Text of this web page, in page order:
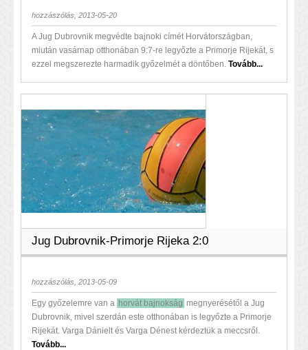
hozzászólás, 2013-05-20
A Jug Dubrovnik megvédte bajnoki címét Horvátországban,
miután vasárnap otthonában 9:7-re legyőzte a Primorje Rijekát, s
ezzel megszerezte harmadik győzelmét a döntőben. Tovább...
Jug Dubrovnik-Primorje Rijeka 2:0
hozzászólás, 2013-05-09
Egy győzelemre van a horvát bajnokság megnyerésétől a Jug
Dubrovnik, mivel szerdán este otthonában is legyőzte a Primorje
Rijekát. Varga Dánielt és Varga Dénest kérdeztük a meccsről.
Tovább...